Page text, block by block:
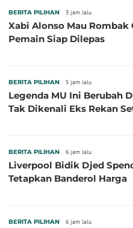
BERITA PILIHAN 3 jam lalu
Xabi Alonso Mau Rombak
Pemain Siap Dilepas
BERITA PILIHAN 5 jam lalu
Legenda MU Ini Berubah
Tak Dikenali Eks Rekan
BERITA PILIHAN 6 jam lalu
Liverpool Bidik Djed
Tetapkan Banderol Harga
BERITA PILIHAN 6 jam lalu